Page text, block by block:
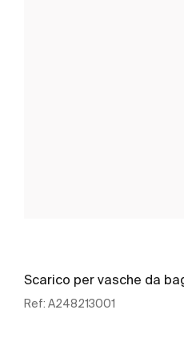
Scarico per vasche da
Ref: A248213001